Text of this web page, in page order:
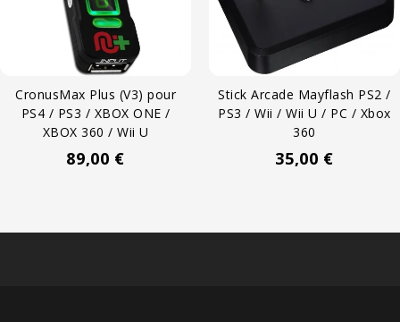
CronusMax Plus (V3) pour
PS4 / PS3 / XBOX ONE /
XBOX 360 / Wii U
Prix
89,00 €
Stick Arcade Mayflash PS2 /
PS3 / Wii / Wii U / PC / Xbox
360
Prix
35,00 €